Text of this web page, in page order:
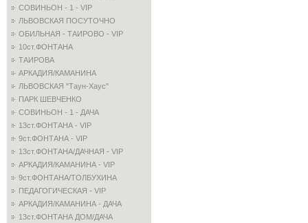
СОВИНЬОН - 1 - VIP
ЛЬВОВСКАЯ ПОСУТОЧНО
ОБИЛЬНАЯ - ТАИРОВО - VIP
10ст.ФОНТАНА
ТАИРОВА
АРКАДИЯ/КАМАНИНА
ЛЬВОВСКАЯ "Таун-Хаус"
ПАРК ШЕВЧЕНКО
СОВИНЬОН - 1 - ДАЧА
13ст.ФОНТАНА - VIP
9ст.ФОНТАНА - VIP
13ст.ФОНТАНА/ДАЧНАЯ - VIP
АРКАДИЯ/КАМАНИНА - VIP
9ст.ФОНТАНА/ТОЛБУХИНА
ПЕДАГОГИЧЕСКАЯ - VIP
АРКАДИЯ/КАМАНИНА - ДАЧА
13ст.ФОНТАНА ДОМ/ДАЧА